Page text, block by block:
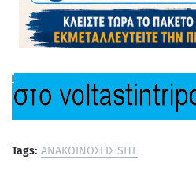
Tags: ΑΝΑΚΟΙΝΩΣΕΙΣ SITE